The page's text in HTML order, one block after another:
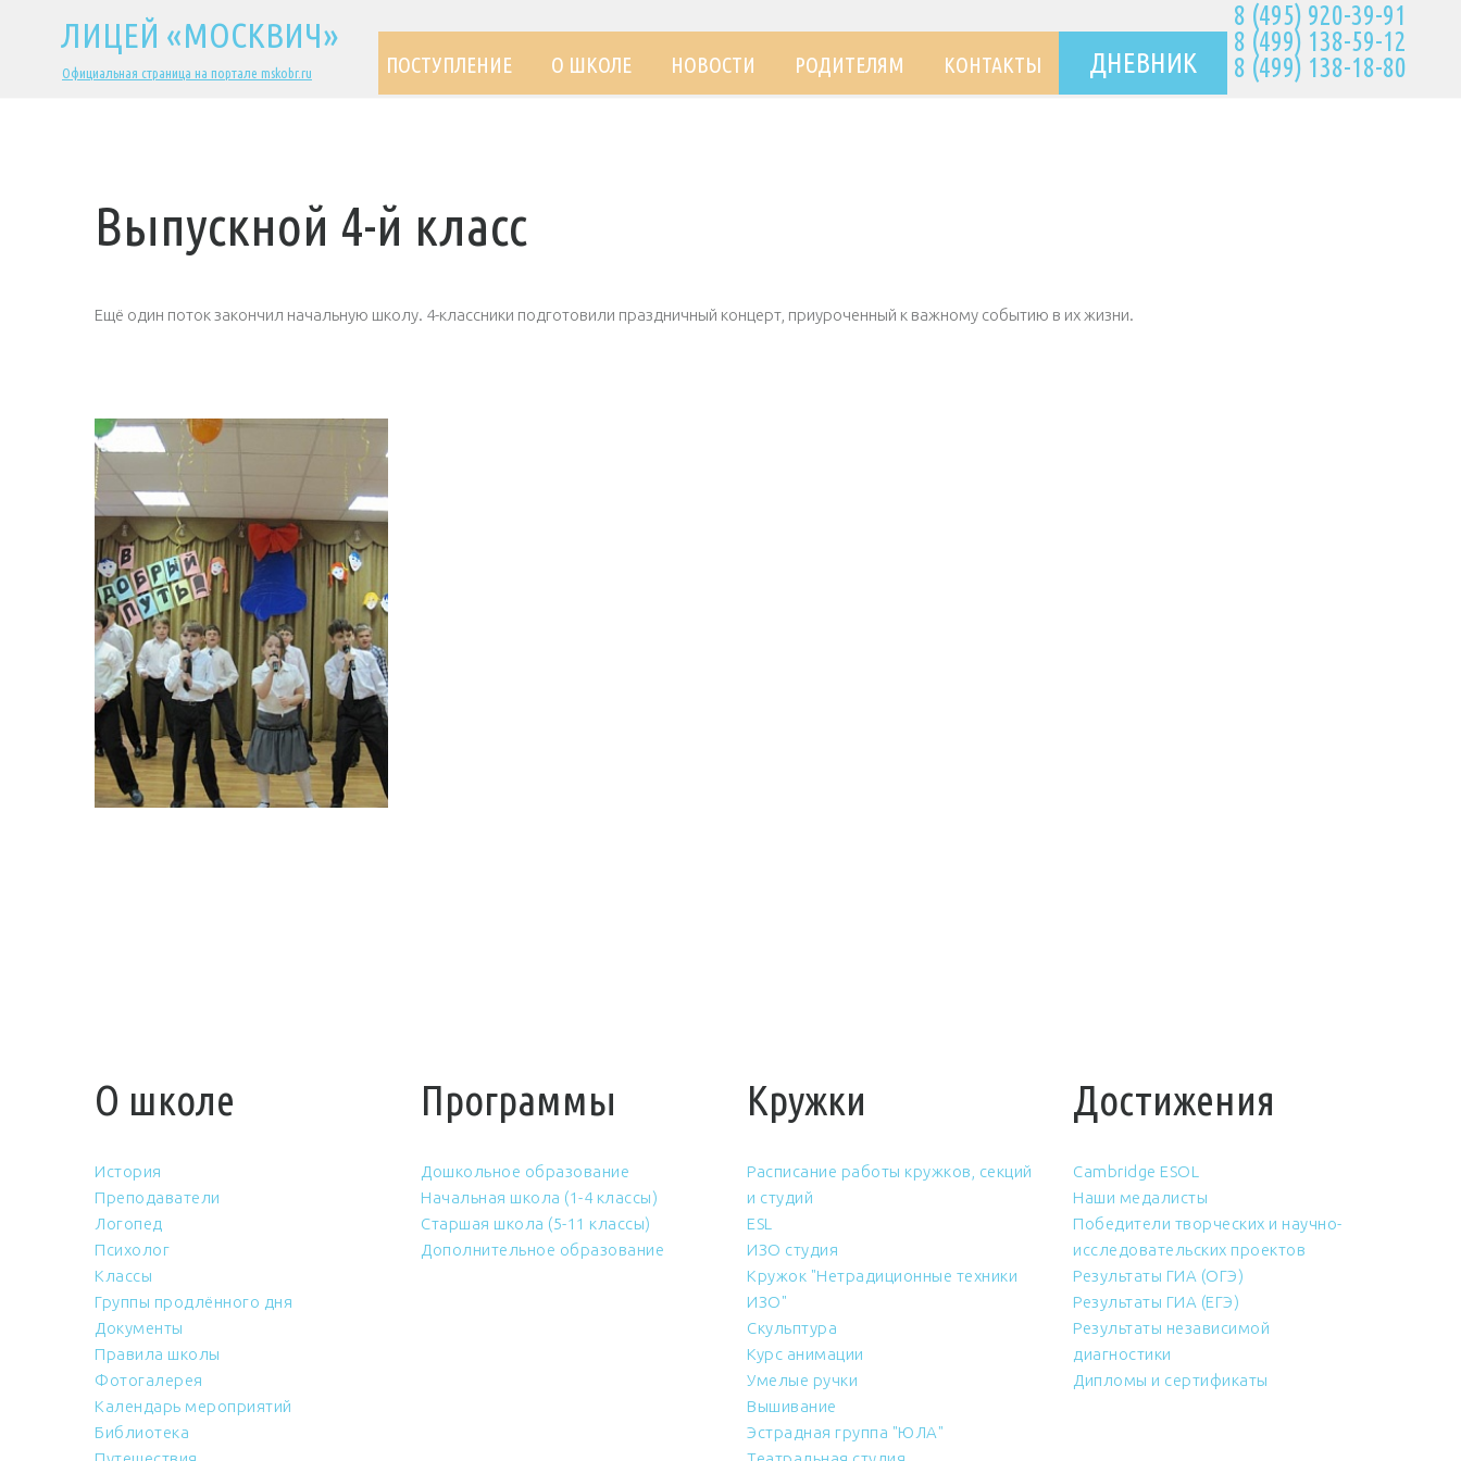
8 (495) 920-39-91
8 (499) 138-59-12
8 (499) 138-18-80
ЛИЦЕЙ «МОСКВИЧ»
Официальная страница на портале mskobr.ru ПОСТУПЛЕНИЕ О ШКОЛЕ НОВОСТИ РОДИТЕЛЯМ КОНТАКТЫ ДНЕВНИК
Выпускной 4-й класс
Ещё один поток закончил начальную школу. 4-классники подготовили праздничный концерт, приуроченный к важному событию в их жизни.
О школе
История
Преподаватели
Логопед
Психолог
Классы
Группы продлённого дня
Документы
Правила школы
Фотогалерея
Календарь мероприятий
Библиотека
Программы
Дошкольное образование
Начальная школа (1-4 классы)
Старшая школа (5-11 классы)
Дополнительное образование
Кружки
Расписание работы кружков, секций
и студий
ESL
ИЗО студия
Кружок "Нетрадиционные техники
ИЗО"
Скульптура
Курс анимации
Умелые ручки
Вышивание
Эстрадная группа "ЮЛА"
Достижения
Cambridge ESOL
Наши медалисты
Победители творческих и научно-
исследовательских проектов
Результаты ГИА (ОГЭ)
Результаты ГИА (ЕГЭ)
Результаты независимой
диагностики
Дипломы и сертификаты